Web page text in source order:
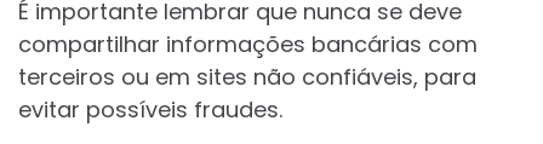
É importante lembrar que nunca se deve
compartilhar informações bancárias com
terceiros ou em sites não confiáveis, para
evitar possíveis fraudes.